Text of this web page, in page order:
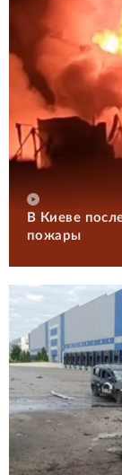
В Киеве
пожары